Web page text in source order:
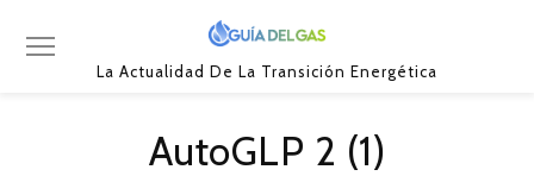
La Actualidad De La Transición Energética
AutoGLP 2 (1)